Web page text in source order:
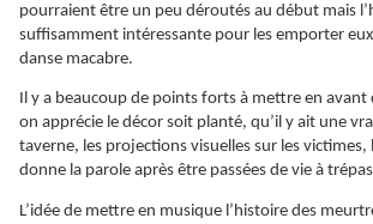
pourraient être un peu déroutés au début mais
suffisamment intéressante pour les emporter
danse macabre.
Il y a beaucoup de points forts à mettre en avant
on apprécie le décor soit planté, qu’il y ait une
taverne, les projections visuelles sur les victimes,
donne la parole après être passées de vie à
L’idée de mettre en musique l’histoire des